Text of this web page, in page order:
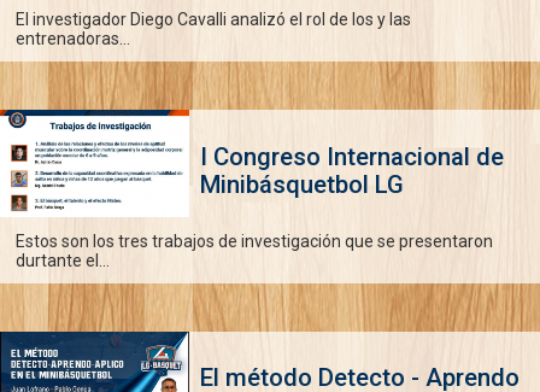
El investigador Diego Cavalli analizó el rol de los y las
entrenadoras...
I Congreso Internacional de
Minibásquetbol LG
Estos son los tres trabajos de investigación que se presentaron
durtante el...
El método Detecto - Aprendo